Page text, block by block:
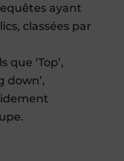
ayant
classées par
‘Top’,
down’,